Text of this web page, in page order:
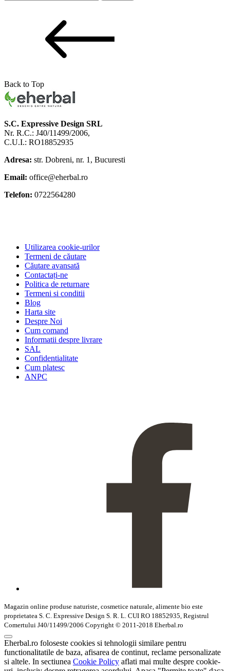
Back to Top
S.C. Expressive Design SRL
Nr. R.C.: J40/11499/2006,
C.U.I.: RO18852935
Adresa: str. Dobreni, nr. 1, Bucuresti
Email: office@eherbal.ro
Telefon: 0722564280
Utilizarea cookie-urilor
Termeni de căutare
Căutare avansată
Contactați-ne
Politica de returnare
Termeni si conditii
Blog
Harta site
Despre Noi
Cum comand
Informatii despre livrare
SAL
Confidentialitate
Cum platesc
ANPC
Magazin online produse naturiste, cosmetice naturale, alimente bio este
proprietatea S. C. Expressive Design S. R. L. CUI RO 18852935, Registrul
Comertului J40/11499/2006 Copyright © 2011-2018 Eherbal.ro
Eherbal.ro foloseste cookies si tehnologii similare pentru
functionalitatile de baza, afisarea de continut, reclame personalizate
si altele. In sectiunea Cookie Policy aflati mai multe despre cookie-